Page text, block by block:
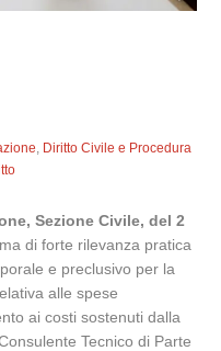
, Diritto Civile e Procedura
Sezione Civile, del 2
di forte rilevanza pratica
e preclusivo per la
alle spese
ai costi sostenuti dalla
Tecnico di Parte